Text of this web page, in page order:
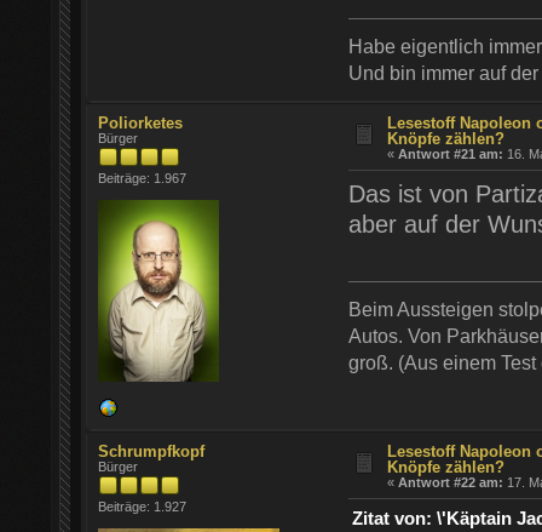
Habe eigentlich
Und bin immer auf
Poliorketes
Bürger
Beiträge: 1.967
Lesestoff Napoleon
Knöpfe zählen?
«Antwort #21 am: 16.
Das ist von
aber auf der
Beim Aussteigen
Autos. Von
groß. (Aus einem
Schrumpfkopf
Bürger
Beiträge: 1.927
Lesestoff Napoleon
Knöpfe zählen?
«Antwort #22 am: 17.
Zitat von: \'Käptain